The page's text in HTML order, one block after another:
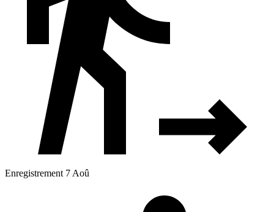
Enregistrement 7 Aoû